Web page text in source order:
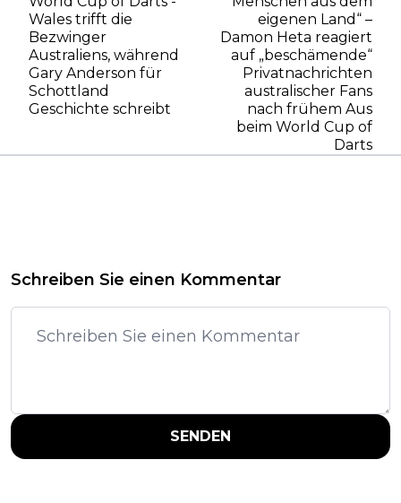
Wales trifft die
Bezwinger
Australiens, während
Gary Anderson für
Schottland
Geschichte schreibt
eigenen Land“ –
Damon Heta reagiert
auf „beschämende“
Privatnachrichten
australischer Fans
nach frühem Aus
beim World Cup of
Darts
Schreiben Sie einen Kommentar
SENDEN